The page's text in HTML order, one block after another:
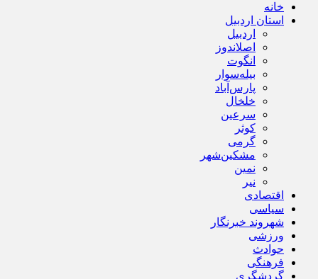
خانه
استان اردبیل
اردبیل
اصلاندوز
انگوت
بیله‌سوار
پارس‌آباد
خلخال
سرعین
کوثر
گرمی
مشکین‌شهر
نمین
نیر
اقتصادی
سیاسی
شهروند خبرنگار
ورزشی
حوادث
فرهنگی
گردشگری